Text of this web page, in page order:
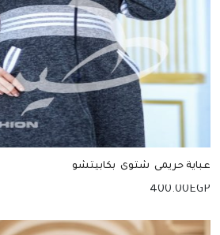
عباية حريمى شتوى بكابيتشو
400.00EGP